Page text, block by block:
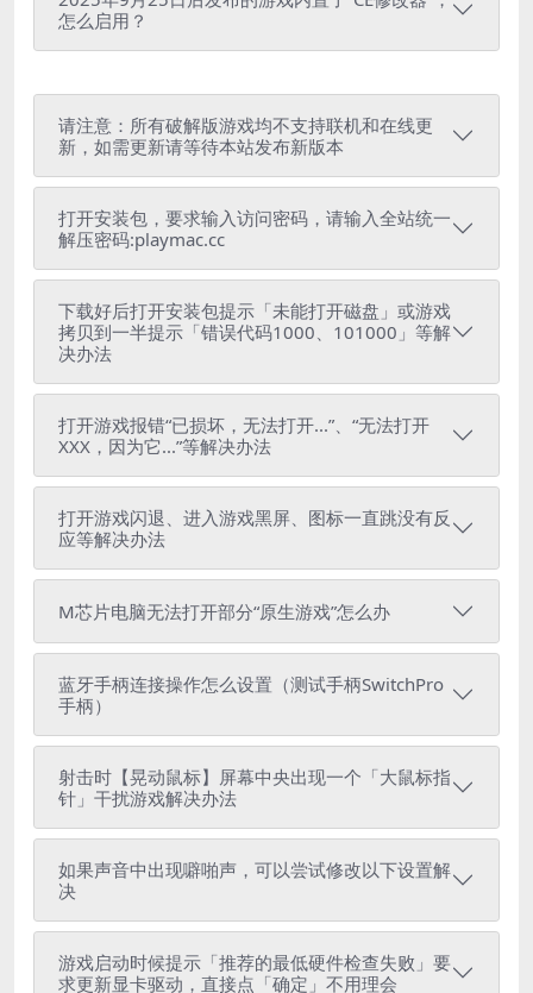
怎么启用？
请注意：所有破解版游戏均不支持联机和在线更
新，如需更新请等待本站发布新版本
打开安装包，要求输入访问密码，请输入全站统一
解压密码:playmac.cc
下载好后打开安装包提示「未能打开磁盘」或游戏
拷贝到一半提示「错误代码1000、101000」等解
决办法
打开游戏报错“已损坏，无法打开...”、“无法打开
XXX，因为它...”等解决办法
打开游戏闪退、进入游戏黑屏、图标一直跳没有反
应等解决办法
M芯片电脑无法打开部分“原生游戏”怎么办
蓝牙手柄连接操作怎么设置（测试手柄SwitchPro
手柄）
射击时【晃动鼠标】屏幕中央出现一个「大鼠标指
针」干扰游戏解决办法
如果声音中出现噼啪声，可以尝试修改以下设置解
决
游戏启动时候提示「推荐的最低硬件检查失败」要
求更新显卡驱动，直接点「确定」不用理会